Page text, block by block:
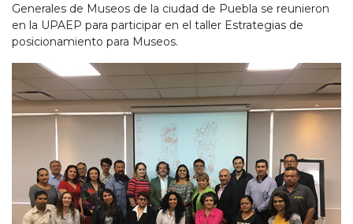
Generales de Museos de la ciudad de Puebla se reunieron
en la UPAEP para participar en el taller Estrategias de
posicionamiento para Museos.